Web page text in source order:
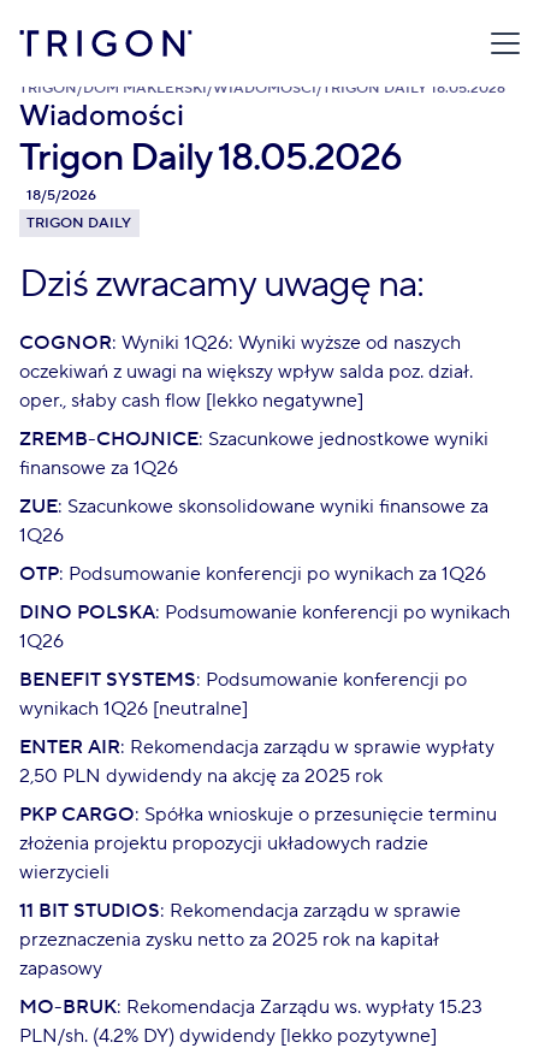
TRIGON/DOM MAKLERSKI/WIADOMOŚCI/ TRIGON DAILY 18.05.2026
Wiadomości
Trigon Daily 18.05.2026
18/5/2026
TRIGON DAILY
Dziś zwracamy uwagę na:
COGNOR: Wyniki 1Q26: Wyniki wyższe od naszych
oczekiwań z uwagi na większy wpływ salda poz. dział.
oper., słaby cash flow [lekko negatywne]
ZREMB-CHOJNICE: Szacunkowe jednostkowe wyniki
finansowe za 1Q26
ZUE: Szacunkowe skonsolidowane wyniki finansowe za
1Q26
OTP: Podsumowanie konferencji po wynikach za 1Q26
DINO POLSKA: Podsumowanie konferencji po wynikach
1Q26
BENEFIT SYSTEMS: Podsumowanie konferencji po
wynikach 1Q26 [neutralne]
ENTER AIR: Rekomendacja zarządu w sprawie wypłaty
2,50 PLN dywidendy na akcję za 2025 rok
PKP CARGO: Spółka wnioskuje o przesunięcie terminu
złożenia projektu propozycji układowych radzie
wierzycieli
11 BIT STUDIOS: Rekomendacja zarządu w sprawie
przeznaczenia zysku netto za 2025 rok na kapitał
zapasowy
MO-BRUK: Rekomendacja Zarządu ws. wypłaty 15.23
PLN/sh. (4.2% DY) dywidendy [lekko pozytywne]